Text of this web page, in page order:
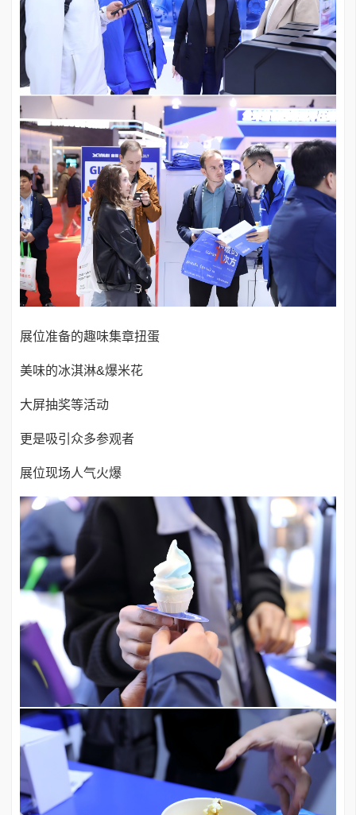
展位准备的趣味集章扭蛋
美味的冰淇淋&爆米花
大屏抽奖等活动
更是吸引众多参观者
展位现场人气火爆